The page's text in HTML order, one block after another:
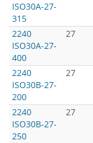
ISO30A-27-
315
2240
ISO30A-27-
400
27
2240
ISO30B-27-
200
27
2240
ISO30B-27-
250
27